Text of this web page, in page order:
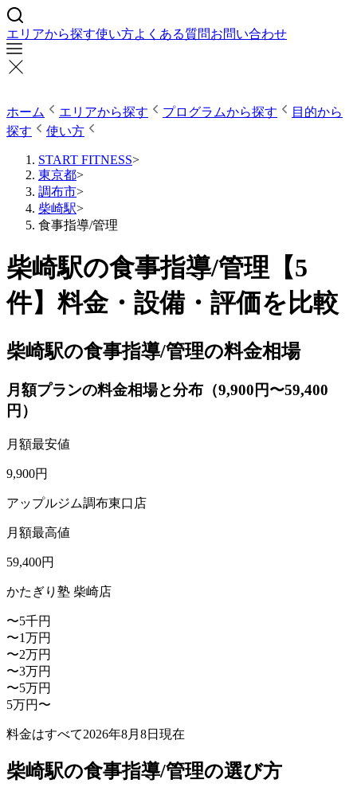
エリアから探す使い方よくある質問お問い合わせ
ホーム エリアから探す プログラムから探す
目的から
探す
使い方
START FITNESS>
東京都>
調布市>
柴崎駅>
食事指導/管理
柴崎駅の食事指導/管理【5
件】料金・設備・評価を比較
柴崎駅の食事指導/管理の料金相場
月額プランの料金相場と分布（9,900円〜59,400
円）
月額最安値
9,900円
アップルジム調布東口店
月額最高値
59,400円
かたぎり塾 柴崎店
〜5千円
〜1万円
〜2万円
〜3万円
〜5万円
5万円〜
料金はすべて2026年8月8日 現在
柴崎駅の食事指導/管理の選び方